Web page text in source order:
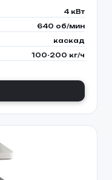
4 кВт
640 об/мин
каскад
100-200 кг/ч